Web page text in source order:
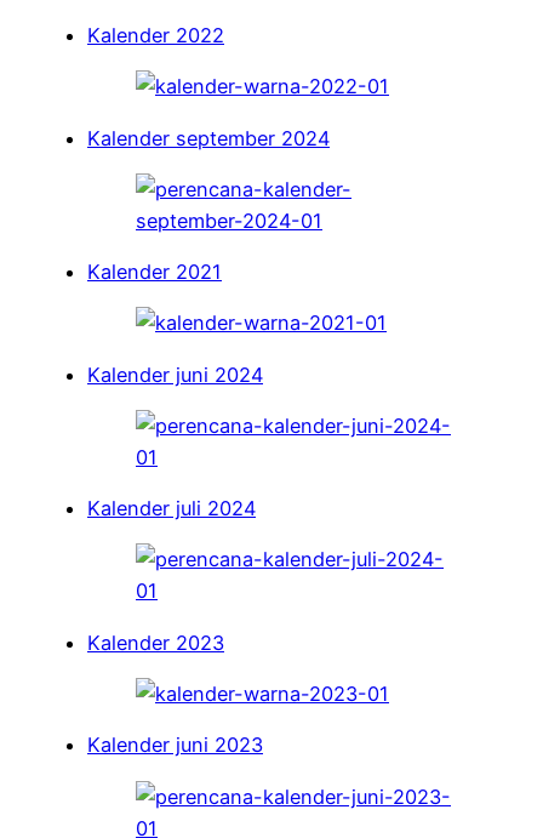
Kalender 2022
Kalender september 2024
Kalender 2021
Kalender juni 2024
Kalender juli 2024
Kalender 2023
Kalender juni 2023